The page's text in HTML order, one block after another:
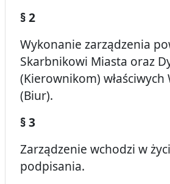
§ 2
Wykonanie zarządzenia
Skarbnikowi Miasta oraz
(Kierownikom) właściwych
(Biur).
§ 3
Zarządzenie wchodzi w
podpisania.